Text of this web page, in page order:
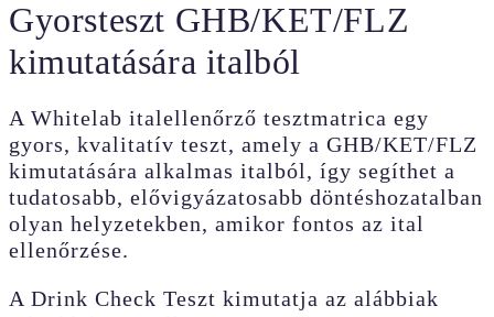
Gyorsteszt GHB/KET/FLZ
kimutatására italból
A Whitelab italellenőrző tesztmatrica egy
gyors, kvalitatív teszt, amely a GHB/KET/FLZ
kimutatására alkalmas italból, így segíthet a
tudatosabb, elővigyázatosabb döntéshozatalban
olyan helyzetekben, amikor fontos az ital
ellenőrzése.
A Drink Check Teszt kimutatja az alábbiak